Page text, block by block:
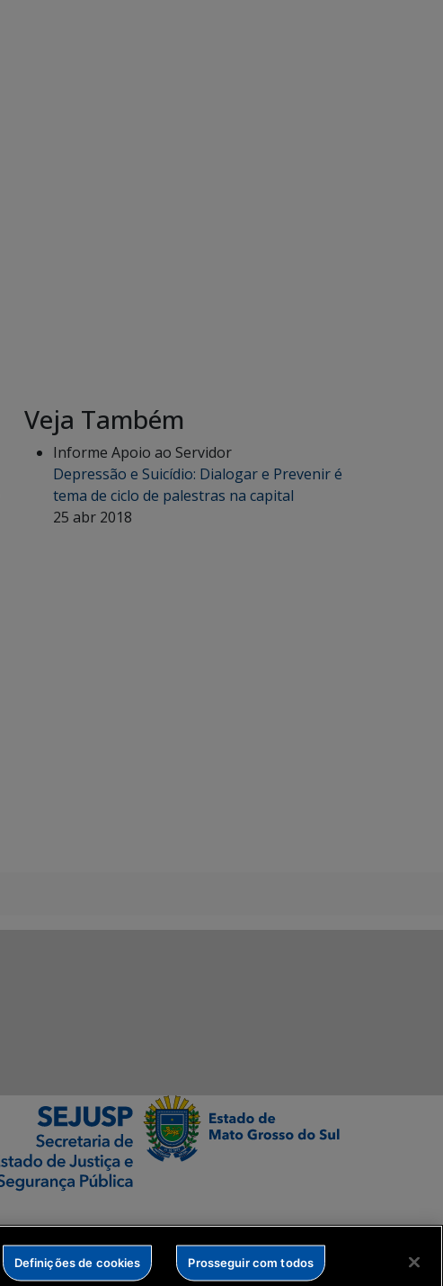
Veja Também
Informe Apoio ao Servidor
Depressão e Suicídio: Dialogar e Prevenir é
tema de ciclo de palestras na capital
25 abr 2018
Definições de cookies Prosseguir com todos